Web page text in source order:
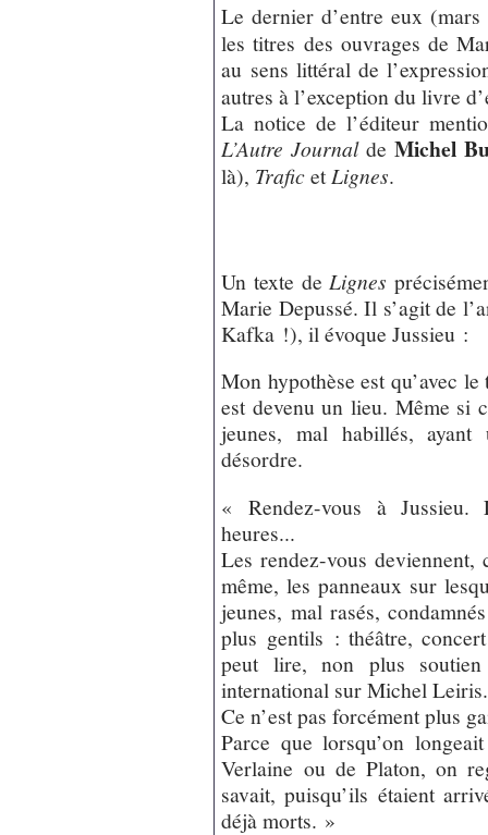
Le dernier d’entre eux
les titres des ouvrages de
au sens littéral de
autres à l’exception du livre
La notice de l’éditeur
L’Autre JournaldeMichel
là), TraficetLignes.
Un texte de Lignes
Marie Depussé. Il s’agit de
Kafka !), il évoque Jussieu :
Mon hypothèse est qu’avec
est devenu un lieu. Même si
jeunes, mal habillés, ayant
désordre.
« Rendez-vous à Jussieu.
heures...
Les rendez-vous deviennent,
même, les panneaux sur
jeunes, mal rasés,
plus gentils : théâtre,
peut lire, non plus
international sur Michel Leiris.
Ce n’est pas forcément plus
Parce que lorsqu’on
Verlaine ou de Platon, on
savait, puisqu’ils étaient
déjà morts. »